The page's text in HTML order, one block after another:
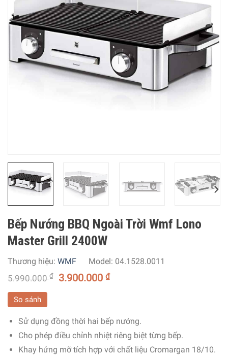
Bếp Nướng BBQ Ngoài Trời Wmf Lono
Master Grill 2400W
Thương hiệu: WMF Model: 04.1528.0011
5.990.000₫ 3.900.000₫
So sánh
Sử dụng đồng thời hai bếp nướng.
Cho phép điều chỉnh nhiệt riêng biệt từng bếp.
Khay hứng mỡ tích hợp với chất liệu Cromargan 18/10.